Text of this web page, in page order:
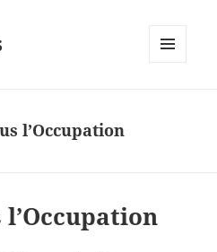
l’Occupation
l’Occupation